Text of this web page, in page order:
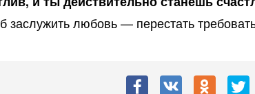
заслужить любовь — перестать